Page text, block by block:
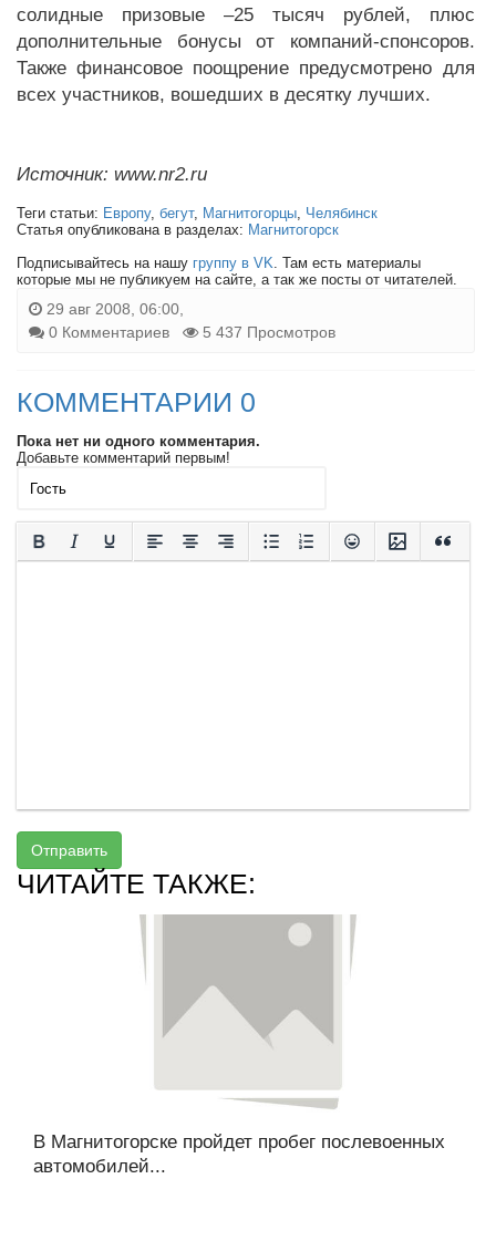
солидные призовые –25 тысяч рублей, плюс
дополнительные бонусы от компаний-спонсоров.
Также финансовое поощрение предусмотрено для
всех участников, вошедших в десятку лучших.
Источник: www.nr2.ru
Теги статьи: Европу, бегут, Магнитогорцы, Челябинск
Статья опубликована в разделах: Магнитогорск
Подписывайтесь на нашу группу в VK. Там есть материалы
которые мы не публикуем на сайте, а так же посты от читателей.
29 авг 2008, 06:00,
0 Комментариев
5 437 Просмотров
КОММЕНТАРИИ 0
Пока нет ни одного комментария.
Добавьте комментарий первым!
Отправить
ЧИТАЙТЕ ТАКЖЕ:
В Магнитогорске пройдет пробег послевоенных
автомобилей...